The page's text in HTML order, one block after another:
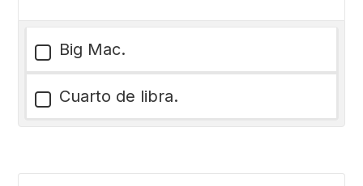
Big Mac.
Cuarto de libra.